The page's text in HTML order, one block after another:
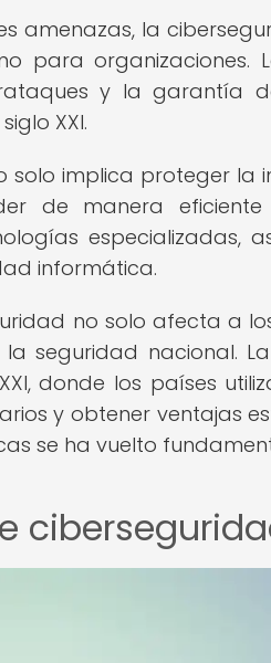
amenazas, la
para
y la garantía
XXI.
solo implica proteger la
de manera
especializadas,
informática.
no solo afecta a
seguridad nacional.
donde los países
y obtener ventajas
se ha vuelto